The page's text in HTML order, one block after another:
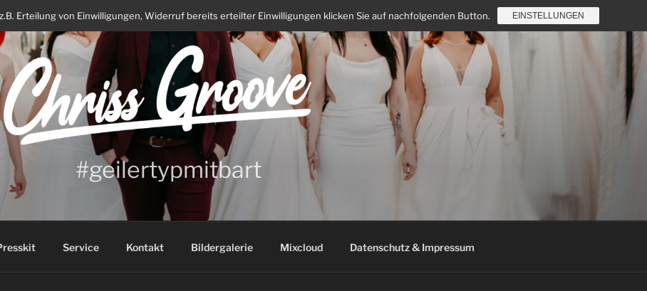
#geilertypmitbart
Service Kontakt Bildergalerie Mixcloud Datenschutz & Impressum
Erteilung von Einwilligungen, Widerruf bereits erteilter Einwilligungen klicken Sie auf nachfolgenden Button. EINSTELLUNGEN